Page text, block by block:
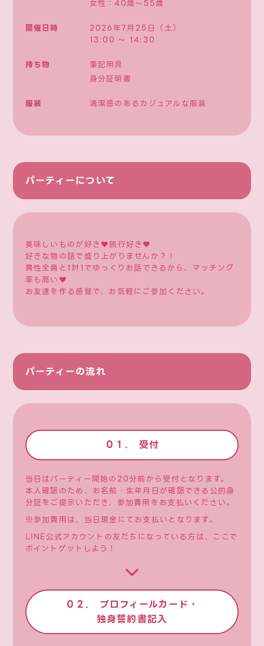
女性：40歳〜55歳
開催日時
2026年7月25日（土）
13:00 〜 14:30
持ち物
筆記用具
身分証明書
服装
清潔感のあるカジュアルな服装
パーティーについて
美味しいものが好き♥旅行好き♥
好きな物の話で盛り上がりませんか？！
異性全員と1対1でゆっくりお話できるから、マッチング
率も高い♥
お友達を作る感覚で、お気軽にご参加ください。
パーティーの流れ
０１. 受付
当日はパーティー開始の20分前から受付となります。
本人確認のため、お名前・生年月日が確認できる公的身
分証をご提示いただき、参加費用をお支払いください。
※参加費用は、当日現金にてお支払いとなります。
LINE公式アカウントの友だちになっている方は、ここで
ポイントゲットしよう！
０２. プロフィールカード・
独身誓約書記入